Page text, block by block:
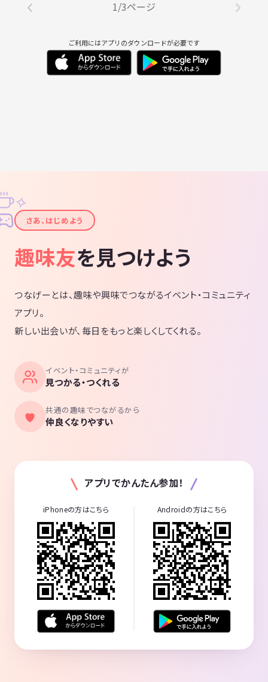
1/3ページ
ご利用にはアプリのダウンロードが必要です
✦
✧
さあ、はじめよう
趣味友を見つけよう
つなげーとは、趣味や興味でつながるイベント・コミュニティ
アプリ。
新しい出会いが、毎日をもっと楽しくしてくれる。
イベント・コミュニティが
見つかる・つくれる
共通の趣味でつながるから
仲良くなりやすい
アプリでかんたん参加！
iPhoneの方はこちら Androidの方はこちら